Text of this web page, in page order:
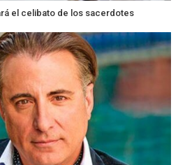
el celibato de los sacerdotes